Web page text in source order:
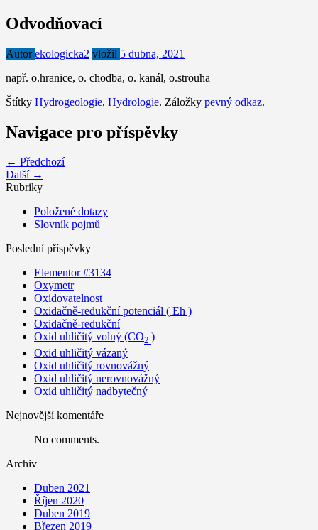
Odvodňovací
Autorekologicka2 vložil 5 dubna, 2021
např. o.hranice, o. chodba, o. kanál, o.strouha
Štítky Hydrogeologie, Hydrologie. Záložky pevný odkaz.
Navigace pro příspěvky
← Předchozí
Další →
Rubriky
Položené dotazy
Slovník pojmů
Poslední příspěvky
Elementor #3134
Oxymetr
Oxidovatelnost
Oxidačně-redukční potenciál ( Eh )
Oxidačně-redukční
Oxid uhličitý volný (CO2 )
Oxid uhličitý vázaný
Oxid uhličitý rovnovážný
Oxid uhličitý nerovnovážný
Oxid uhličitý nadbytečný
Nejnovější komentáře
No comments.
Archiv
Duben 2021
Říjen 2020
Duben 2019
Březen 2019